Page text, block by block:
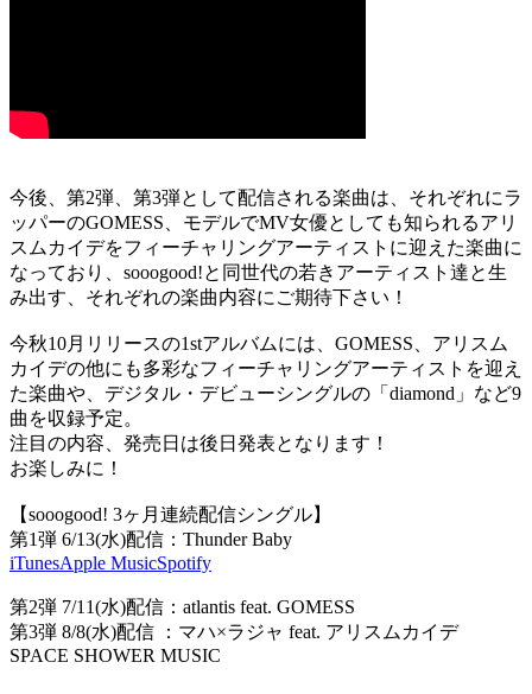
今後、第2弾、第3弾として配信される楽曲は、それぞれにラ
ッパーのGOMESS、モデルでMV女優としても知られるアリ
スムカイデをフィーチャリングアーティストに迎えた楽曲に
なっており、sooogood!と同世代の若きアーティスト達と生
み出す、それぞれの楽曲内容にご期待下さい！
今秋10月リリースの1stアルバムには、GOMESS、アリスム
カイデの他にも多彩なフィーチャリングアーティストを迎え
た楽曲や、デジタル・デビューシングルの「diamond」など9
曲を収録予定。
注目の内容、発売日は後日発表となります！
お楽しみに！
【sooogood! 3ヶ月連続配信シングル】
第1弾 6/13(水)配信：Thunder Baby
iTunesApple MusicSpotify
第2弾 7/11(水)配信：atlantis feat. GOMESS
第3弾 8/8(水)配信 ：マハ×ラジャ feat. アリスムカイデ
SPACE SHOWER MUSIC